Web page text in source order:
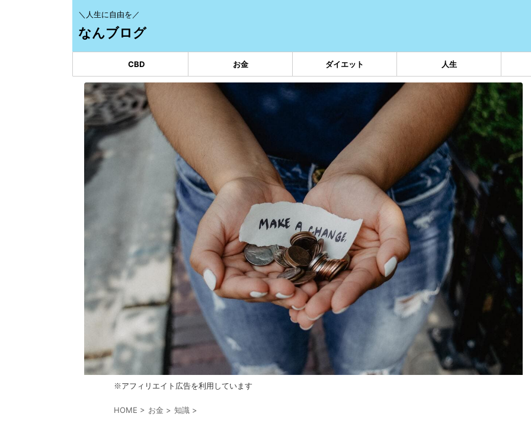
＼人生に自由を／
なんブログ
CBD お金 ダイエット 人生
※アフィリエイト広告を利用しています
HOME > お金 > 知識 >